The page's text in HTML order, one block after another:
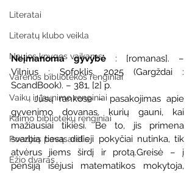
Literatai
Literatų klubo veikla
Naujos knygos vaikams
Varėnos bibliotekos renginiai
Vaikų ir jaunimo renginiai
Kaimo bibliotekų renginiai
Poezijos pavasarėlis
Ežio dvaras
Neįmanoma gyvybė : [romanas]. –
Vilnius : Sofoklis, 2025 (Gargždai :
ScandBook). – 381, [2] p.
Jūsų rankose – pasakojimas apie
gyvenimo dovanas, kurių gauni, kai
mažiausiai tikiesi. Be to, jis primena
svarbią tiesą: didieji pokyčiai nutinka, tik
atvėrus jiems širdį ir protą.Greisė – į
pensiją išėjusi matematikos mokytoja,